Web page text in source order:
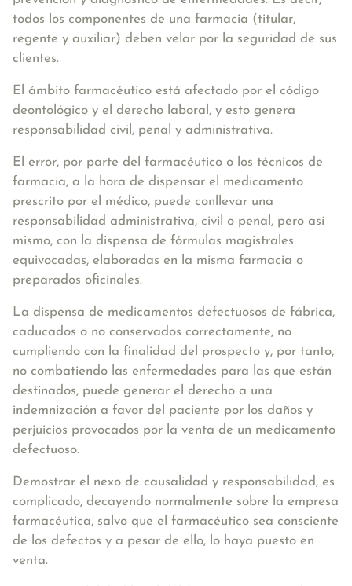
todos los componentes de una farmacia (titular,
regente y auxiliar) deben velar por la seguridad de sus
clientes.
El ámbito farmacéutico está afectado por el código
deontológico y el derecho laboral, y esto genera
responsabilidad civil, penal y administrativa.
El error, por parte del farmacéutico o los técnicos de
farmacia, a la hora de dispensar el medicamento
prescrito por el médico, puede conllevar una
responsabilidad administrativa, civil o penal, pero así
mismo, con la dispensa de fórmulas magistrales
equivocadas, elaboradas en la misma farmacia o
preparados oficinales.
La dispensa de medicamentos defectuosos de fábrica,
caducados o no conservados correctamente, no
cumpliendo con la finalidad del prospecto y, por tanto,
no combatiendo las enfermedades para las que están
destinados, puede generar el derecho a una
indemnización a favor del paciente por los daños y
perjuicios provocados por la venta de un medicamento
defectuoso.
Demostrar el nexo de causalidad y responsabilidad, es
complicado, decayendo normalmente sobre la empresa
farmacéutica, salvo que el farmacéutico sea consciente
de los defectos y a pesar de ello, lo haya puesto en
venta.